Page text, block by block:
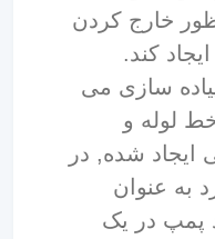
خارج کردن
کند.
سازی می
لوله و
ایجاد شده, در
به عنوان
پمپ در یک